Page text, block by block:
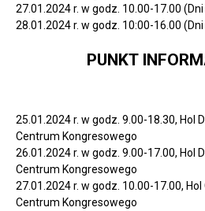
27.01.2024 r. w godz. 10.00-17.00
28.01.2024 r. w godz. 10:00-16.00
PUNKT
25.01.2024 r. w godz. 9.00-18.30, Hol
Centrum Kongresowego
26.01.2024 r. w godz. 9.00-17.00, Hol
Centrum Kongresowego
27.01.2024 r. w godz. 10.00-17.00,
Centrum Kongresowego